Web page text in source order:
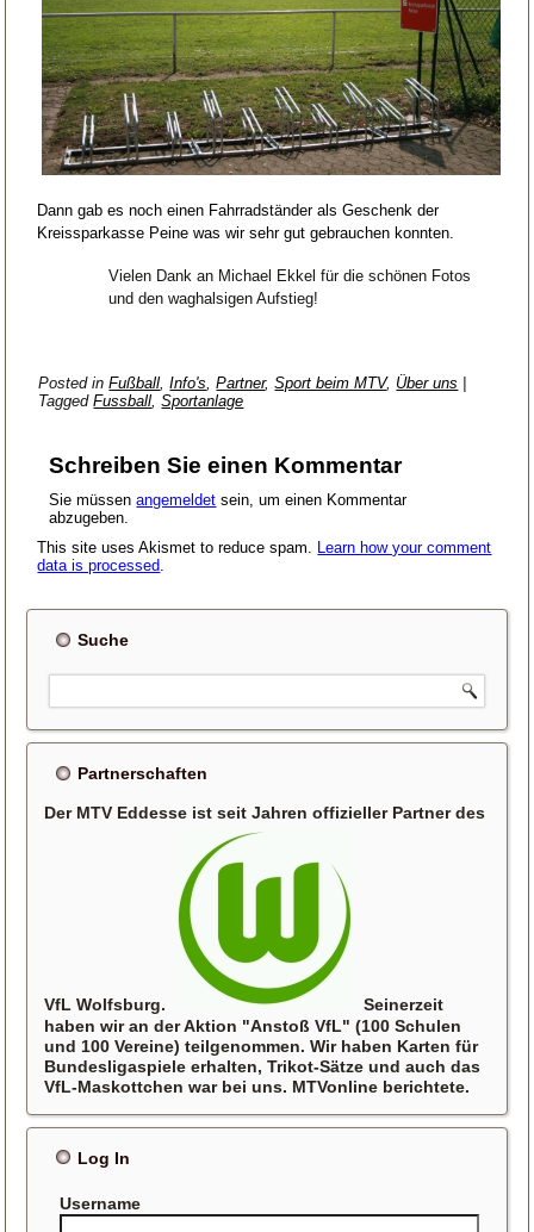
Dann gab es noch einen Fahrradständer als Geschenk der
Kreissparkasse Peine was wir sehr gut gebrauchen konnten.
Vielen Dank an Michael Ekkel für die schönen Fotos
und den waghalsigen Aufstieg!
Posted in Fußball,Info's,Partner,Sport beim MTV, Über uns
Tagged Fussball,Sportanlage
Schreiben Sie einen Kommentar
Sie müssenangemeldet sein, um einen Kommentar
abzugeben.
This site uses Akismet to reduce spam. Learn how your comment
data is processed.
Suche
Partnerschaften
Der MTV Eddesse ist seit Jahren offizieller Partner des
VfL Wolfsburg.
Seinerzeit
haben wir an der Aktion "Anstoß VfL" (100 Schulen
und 100 Vereine) teilgenommen. Wir haben Karten für
Bundesligaspiele erhalten, Trikot-Sätze und auch das
VfL-Maskottchen war bei uns. MTVonline berichtete.
Log In
Username